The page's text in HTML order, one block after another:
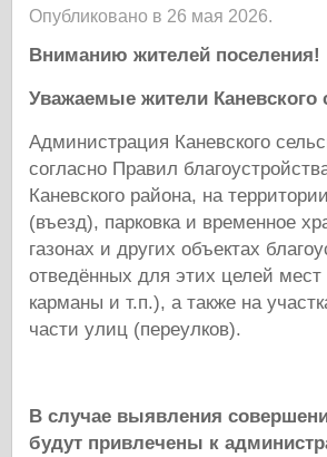
Опубликовано в 26 мая 2026.
Вниманию жителей поселения!
Уважаемые жители Каневского
Администрация Каневского
согласно Правил
Каневского района, на
(въезд), парковка и временное
газонах и других объектах
отведённых для этих целей
карманы и т.п.), а также на
части улиц (переулков).
В случае выявления
будут привлечены к